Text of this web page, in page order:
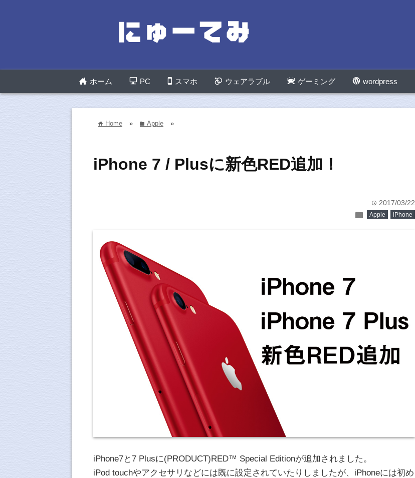
ホーム PC スマホ ウェアラブル ゲーミング wordpress
home Home » folder Apple »
iPhone 7 / Plusに新色RED追加！
time 2017/03/22
folder Apple iPhone
iPhone7と7 Plusに(PRODUCT)RED™ Special Editionが追加されました。
iPod touchやアクセサリなどには既に設定されていたりしましたが、iPhoneには初め